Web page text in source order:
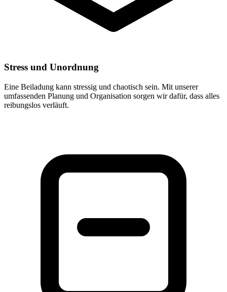
Stress und Unordnung
Eine Beiladung kann stressig und chaotisch sein. Mit unserer
umfassenden Planung und Organisation sorgen wir dafür, dass alles
reibungslos verläuft.